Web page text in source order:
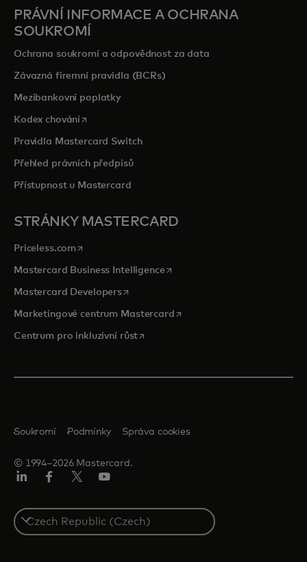
PRÁVNÍ INFORMACE A OCHRANA
SOUKROMÍ
Ochrana soukromí a odpovědnost za data
Závazná firemní pravidla (BCRs)
Mezibankovní poplatky
Kodex chováníopens in a new tab
Pravidla Mastercard Switch
Přehled právních předpisů
Přístupnost u Mastercard
STRÁNKY MASTERCARD
Priceless.com opens in a new tab
Mastercard Business Intelligenceopens in a new tab
Mastercard Developersopens in a new tab
Marketingové centrum Mastercardopens in a new tab
Centrum pro inkluzivní růstopens in a new tab
© 1994–2026 Mastercard.
Soukromí Podmínky Správa cookies
Select
a
country